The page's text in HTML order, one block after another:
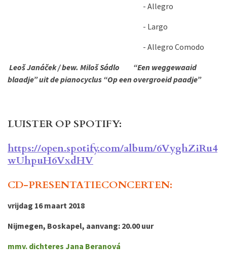
- Allegro
- Largo
- Allegro Comodo
Leoš Janáček / bew. Miloš Sádlo “Een weggewaaid
blaadje” uit de pianocyclus “Op een overgroeid paadje”
LUISTER OP SPOTIFY:
https://open.spotify.com/album/6VyghZiRu4
wUhpuH6VxdHV
CD-PRESENTATIECONCERTEN:
vrijdag 16 maart 2018
Nijmegen, Boskapel, aanvang: 20.00 uur
mmv. dichteres Jana Beranová